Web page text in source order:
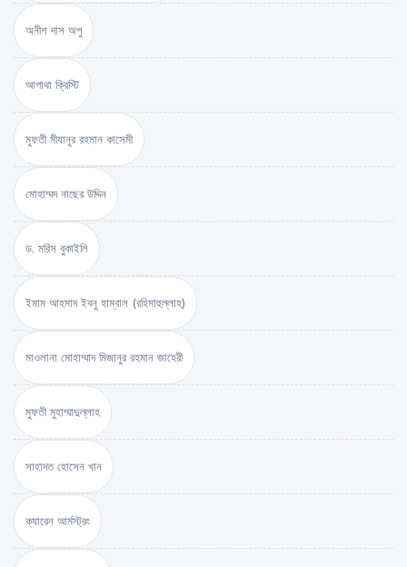
অনীশ দাস অপু
আগাথা ক্রিস্টি
মুফতী মীযানুর রহমান কাসেমী
মোহাম্মদ নাছের উদ্দিন
ড. মরিস বুকাইলি
ইমাম আহমাদ ইবনু হাম্বাল (রহিমাহুল্লাহ)
মাওলানা মোহাম্মাদ মিজানুর রহমান জাহেরী
মুফতী মুহাম্মাদুল্লাহ
সাহাদত হোসেন খান
ক্যারেন আর্মস্ট্রং